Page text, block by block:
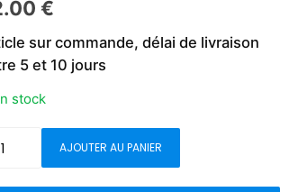
Foulards C.Up
Feu
sur la Magie
en Anglais
€
sur commande, délai de livraison
5 et 10 jours
stock
AJOUTER AU PANIER